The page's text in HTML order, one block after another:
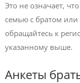
Это не означает,
семью с братом или
обращайтесь к
указанному выше.
Анкеты